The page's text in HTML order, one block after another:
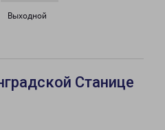
Выходной
Станице